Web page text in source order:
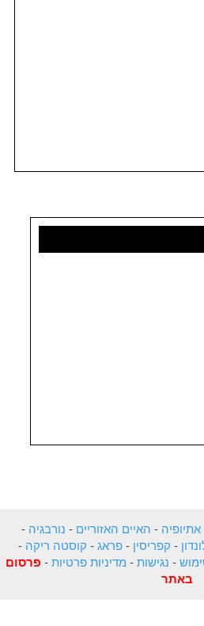
אתיופיה - האיים האזוריים - נורבגיה -
- קפריסין -פראג - קוסטה ריקה -
- נגישות - מדיניות פרטיות - פרסום
באתר